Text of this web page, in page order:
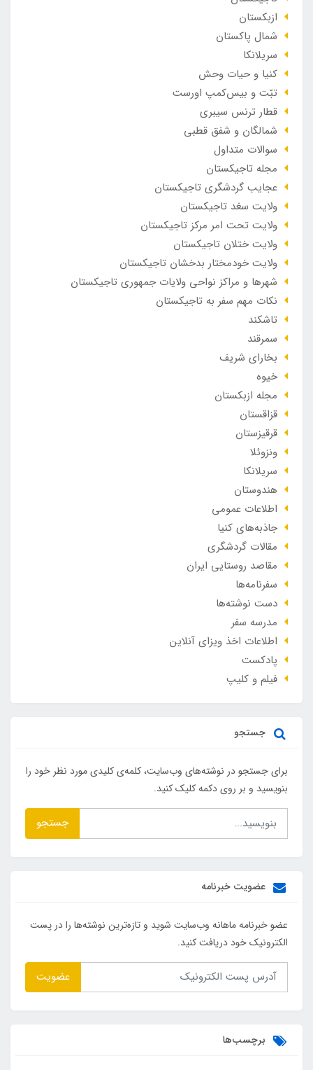
ازبکستان
شمال پاکستان
سریلانکا
کنیا و حیات وحش
تبّت و بیس‌کمپ اورست
قطار ترنس سیبری
شمالگان و شفق قطبی
سوالات متداول
مجله تاجیکستان
عجایب گردشگری تاجیکستان
ولایت سغد تاجیکستان
ولایت تحت امر مرکز تاجیکستان
ولایت ختلان تاجیکستان
ولایت خودمختار بدخشان تاجیکستان
شهرها و مراکز نواحی ولایات جمهوری تاجیکستان
نکات مهم سفر به تاجیکستان
تاشکند
سمرقند
بخارای شریف
خیوه
مجله ازبکستان
قزاقستان
قرقیزستان
ونزوئلا
سریلانکا
هندوستان
اطلاعات عمومی
جاذبه‌های کنیا
مقالات گردشگری
مقاصد روستایی ایران
سفرنامه‌ها
دست نوشته‌ها
مدرسه سفر
اطلاعات اخذ ویزای آنلاین
پادکست
فیلم و کلیپ
جستجو
برای جستجو در نوشته‌های وب‌سایت، کلمه‌ی کلیدی مورد نظر خود را
بنویسید و بر روی دکمه کلیک کنید.
جستجو
عضویت خبرنامه
عضو خبرنامه ماهانه وب‌سایت شوید و تازه‌ترین نوشته‌ها را در پست
الکترونیک خود دریافت کنید.
عضویت
برچسب‌ها